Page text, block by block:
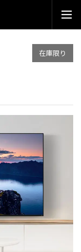
在庫限り